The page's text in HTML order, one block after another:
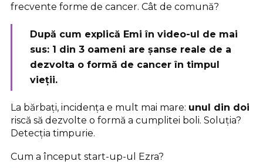
frecvente forme de cancer. Cât de comună?
După cum explică Emi în video-ul de mai
sus: 1 din 3 oameni are șanse reale de a
dezvolta o formă de cancer în timpul
vieții.
La bărbați, incidența e mult mai mare: unul din doi
riscă să dezvolte o formă a cumplitei boli. Soluția?
Detecția timpurie.
Cum a început start-up-ul Ezra?